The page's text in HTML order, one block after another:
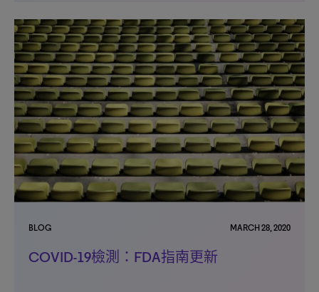
BLOG MARCH 28, 2020
COVID-19檢測：FDA指南更新